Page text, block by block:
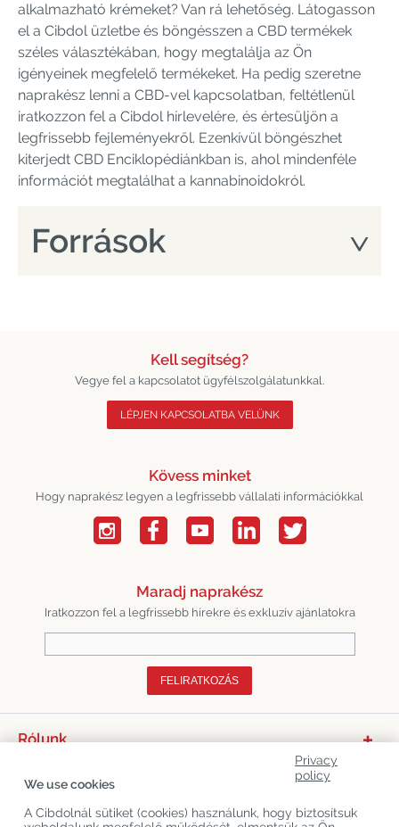
alkalmazható krémeket? Van rá lehetőség. Látogasson
el a Cibdol üzletbe és böngésszen a CBD termékek
széles választékában, hogy megtalálja az Ön
igényeinek megfelelő termékeket. Ha pedig szeretne
naprakész lenni a CBD-vel kapcsolatban, feltétlenül
iratkozzon fel a Cibdol hírlevelére, és értesüljön a
legfrissebb fejleményekről. Ezenkívül böngészhet
kiterjedt CBD Enciklopédiánkban is, ahol mindenféle
információt megtalálhat a kannabinoidokról.
Források
Kell segítség?
Vegye fel a kapcsolatot ügyfélszolgálatunkkal.
LÉPJEN KAPCSOLATBA VELÜNK
Kövess minket
Hogy naprakész legyen a legfrissebb vállalati információkkal
Maradj naprakész
Iratkozzon fel a legfrissebb hírekre és exkluzív ajánlatokra
FELIRATKOZÁS
Rólunk
Privacy
policy
We use cookies
A Cibdolnál sütiket (cookies) használunk, hogy biztosítsuk